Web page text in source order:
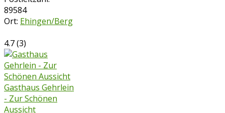
89584
Ort: Ehingen/Berg
4.7(3)
Gasthaus Gehrlein
- Zur Schönen
Aussicht